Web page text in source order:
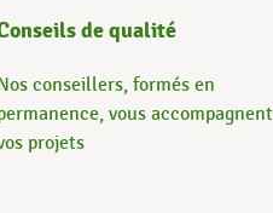
de qualité
conseillers, formés en
vous
projets